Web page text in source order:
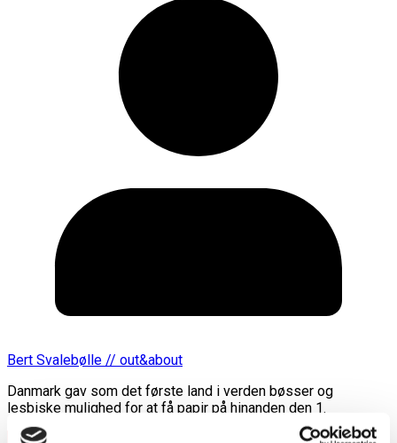
Bert Svalebølle // out&about
Danmark gav som det første land i verden bøsser og
lesbiske mulighed for at få papir på hinanden den 1.
Læs mere